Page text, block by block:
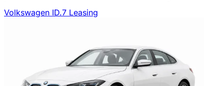
Volkswagen ID.7 Leasing